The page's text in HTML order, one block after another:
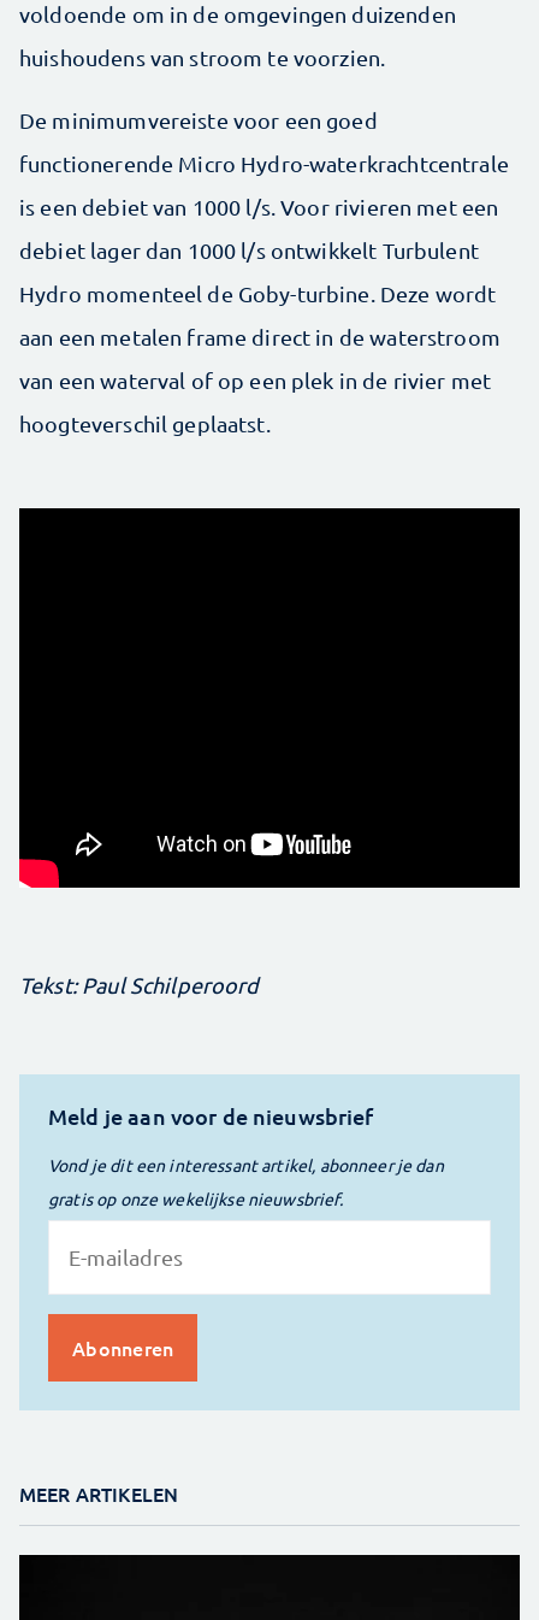
voldoende om in de omgevingen duizenden
huishoudens van stroom te voorzien.
De minimumvereiste voor een goed
functionerende Micro Hydro-waterkrachtcentrale
is een debiet van 1000 l/s. Voor rivieren met een
debiet lager dan 1000 l/s ontwikkelt Turbulent
Hydro momenteel de Goby-turbine. Deze wordt
aan een metalen frame direct in de waterstroom
van een waterval of op een plek in de ­rivier met
hoogteverschil geplaatst.
Tekst: Paul Schilperoord
Meld je aan voor de nieuwsbrief
Vond je dit een interessant artikel, abonneer je dan
gratis op onze wekelijkse nieuwsbrief.
MEER ARTIKELEN